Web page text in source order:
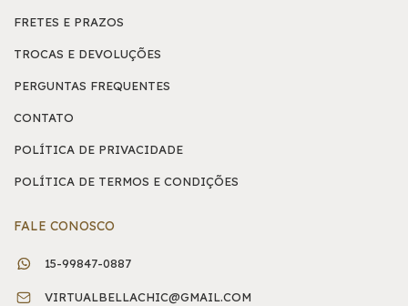
FRETES E PRAZOS
TROCAS E DEVOLUÇÕES
PERGUNTAS FREQUENTES
CONTATO
POLÍTICA DE PRIVACIDADE
POLÍTICA DE TERMOS E CONDIÇÕES
FALE CONOSCO
15-99847-0887
VIRTUALBELLACHIC@GMAIL.COM